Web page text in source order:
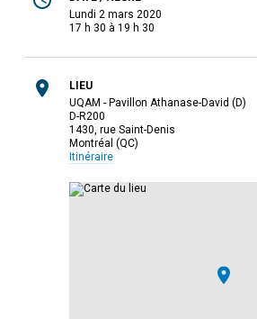
lundi 2 mars 2020
17 h 30 à 19 h 30
LIEU
UQAM - Pavillon Athanase-David (D)
D-R200
1430, rue Saint-Denis
Montréal (QC)
Itinéraire